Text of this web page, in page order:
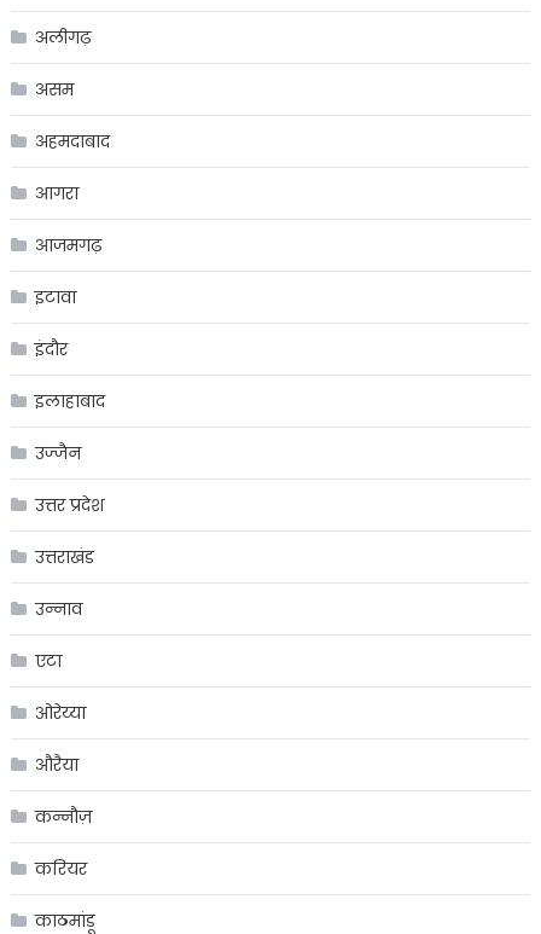
अलीगढ़
असम
अहमदाबाद
आगरा
आजमगढ़
इटावा
इंदौर
इलाहाबाद
उज्जैन
उत्तर प्रदेश
उत्तराखंड
उन्नाव
एटा
ओरेय्या
औरैया
कन्नौज़
करियर
काठमांडू